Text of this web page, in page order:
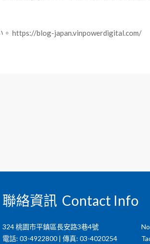
。 https://blog-japan.vinpowerdigital.com/
聯絡資訊 Contact Info
324 桃園市平鎮區長安路3巷4號
電話: 03-4922800 | 傳真: 03-4020254